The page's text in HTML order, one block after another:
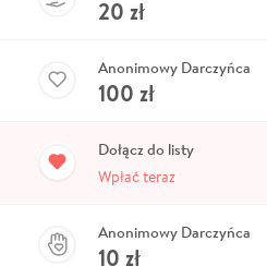
20 zł
Anonimowy Darczyńca
100 zł
Dołącz do listy
Wpłać teraz
Anonimowy Darczyńca
10 zł